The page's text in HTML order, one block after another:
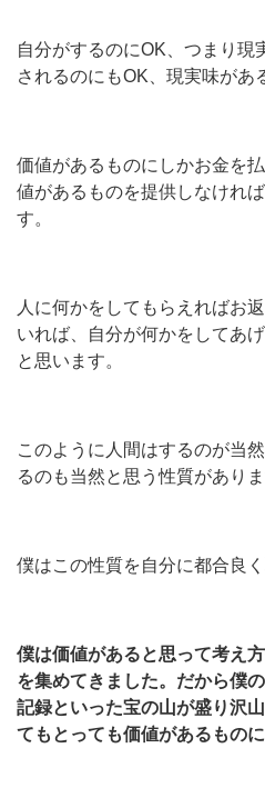
自分がするのにOK、つまり現
されるのにもOK、現実味があ
価値があるものにしかお金を
値があるものを提供しなけれ
す。
人に何かをしてもらえればお
いれば、自分が何かをしてあ
と思います。
このように人間はするのが当
るのも当然と思う性質がありま
僕はこの性質を自分に都合良
僕は価値があると思って考え
を集めてきました。だから僕
記録といった宝の山が盛り沢
てもとっても価値があるもの